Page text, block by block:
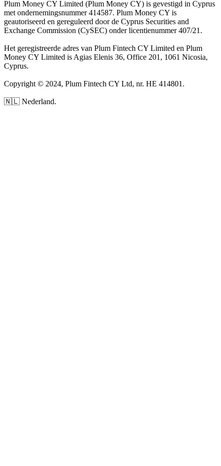
Plum Money CY Limited (Plum Money CY) is gevestigd in Cyprus
met ondernemingsnummer 414587. Plum Money CY is
geautoriseerd en gereguleerd door de Cyprus Securities and
Exchange Commission (CySEC) onder licentienummer 407/21.
Het geregistreerde adres van Plum Fintech CY Limited en Plum
Money CY Limited is Agias Elenis 36, Office 201, 1061 Nicosia,
Cyprus.
Copyright © 2024, Plum Fintech CY Ltd, nr. HE 414801.
🇳🇱 Nederland.